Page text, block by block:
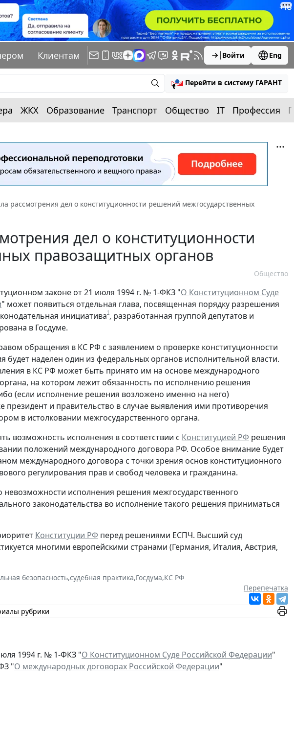
Клиентам Войти Eng
Перейти в систему ГАРАНТ
ЖКХ Образование Транспорт Общество IT Профессия
рассмотрения дел о конституционности решений межгосударственных
дел о конституционности
правозащитных органов
Общество
законе от 21 июля 1994 г. № 1-ФКЗ "О Конституционном Суде
" может появиться отдельная глава, посвященная порядку разрешения
инициатива1, разработанная группой депутатов и
в Госдуме.
обращения в КС РФ с заявлением о проверке конституционности
будет наделен один из федеральных органов исполнительной власти.
в КС РФ может быть принято им на основе международного
на котором лежит обязанность по исполнению решения
(если исполнение решения возложено именно на него)
президент и правительство в случае выявления ими противоречия
в истолковании межгосударственного органа.
возможность исполнения в соответствии с Конституцией РФ решения
положений международного договора РФ. Особое внимание будет
международного договора с точки зрения основ конституционного
регулирования прав и свобод человека и гражданина.
исполнения решения межгосударственного
законодательства во исполнение такого решения приниматься
Конституции РФ перед решениями ЕСПЧ. Высший суд
многими европейскими странами (Германия, Италия, Австрия,
безопасность,судебная практика,Госдума,КС РФ
Перепечатка
рубрики
1994 г. № 1-ФКЗ "О Конституционном Суде Российской Федерации"
"О международных договорах Российской Федерации"